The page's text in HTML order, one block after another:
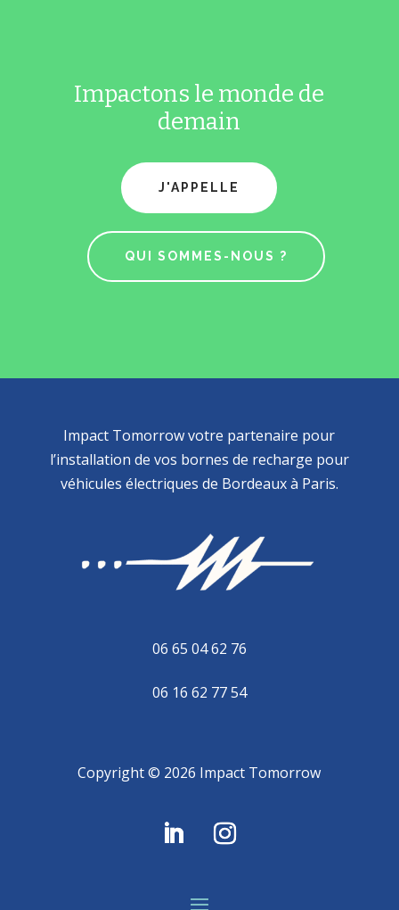
Impactons le monde de
demain
J'APPELLE
QUI SOMMES-NOUS ?
Impact Tomorrow votre partenaire pour
l’installation de vos bornes de recharge pour
véhicules électriques de Bordeaux à Paris.
06 65 04 62 76
06 16 62 77 54
Copyright © 2026 Impact Tomorrow